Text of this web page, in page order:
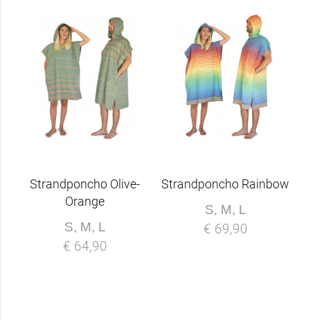
Strandponcho Olive-
Orange
S, M, L
€ 64,90
Strandponcho Rainbow
S, M, L
€ 69,90